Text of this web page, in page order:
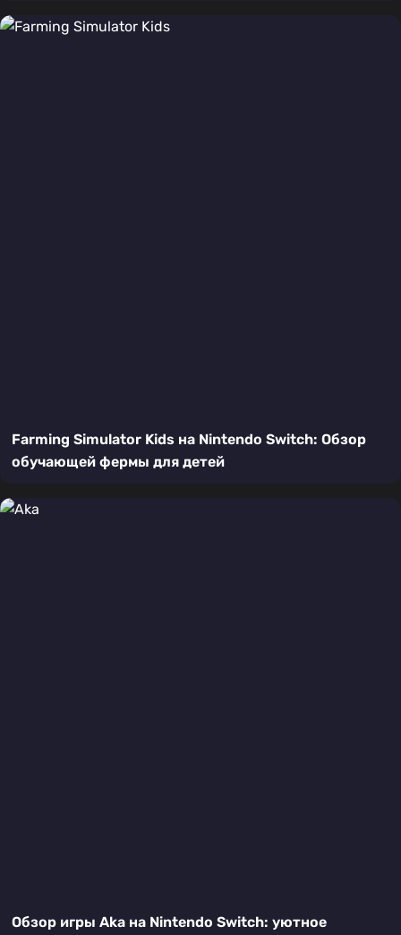
Farming Simulator Kids на Nintendo Switch: Обзор
обучающей фермы для детей
Обзор игры Aka на Nintendo Switch: уютное